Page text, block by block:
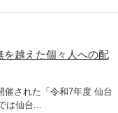
越えた個々人への配
催された「令和7年度 仙台
は仙台...